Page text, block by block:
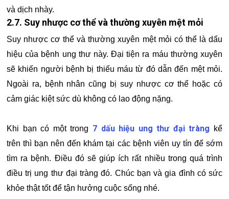
và dịch nhày.
2.7. Suy nhược cơ thể và thường xuyên mệt mỏi
Suy nhược cơ thể và thường xuyên mệt mỏi có thể là dấu
hiệu của bệnh ung thư này. Đại tiện ra máu thường xuyên
sẽ khiến người bệnh bị thiếu máu từ đó dẫn đến mệt mỏi.
Ngoài ra, bệnh nhân cũng bị suy nhược cơ thể hoặc có
cảm giác kiệt sức dù không có lao động nặng.
Khi bạn có một trong 7 dấu hiệu ung thư đại tràng kể
trên thì bạn nên đến khám tại các bệnh viên uy tín để sớm
tìm ra bệnh. Điều đó sẽ giúp ích rất nhiều trong quá trình
điều trị ung thư đại tràng đó. Chúc bạn và gia đình có sức
khỏe thật tốt để tận hưởng cuộc sống nhé.